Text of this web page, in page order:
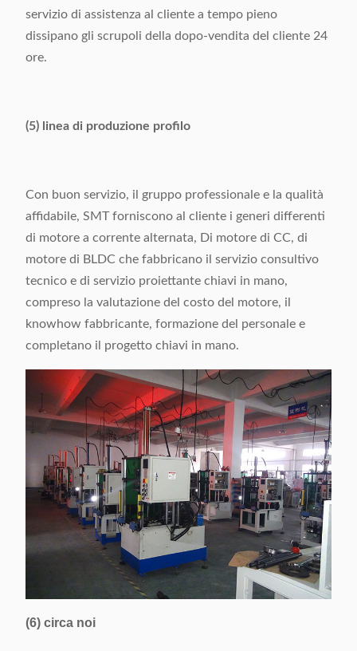
servizio di assistenza al cliente a tempo pieno
dissipano gli scrupoli della dopo-vendita del cliente 24
ore.
(5) linea di produzione profilo
Con buon servizio, il gruppo professionale e la qualità
affidabile, SMT forniscono al cliente i generi differenti
di motore a corrente alternata, Di motore di CC, di
motore di BLDC che fabbricano il servizio consultivo
tecnico e di servizio proiettante chiavi in mano,
compreso la valutazione del costo del motore, il
knowhow fabbricante, formazione del personale e
completano il progetto chiavi in mano.
(6) circa noi